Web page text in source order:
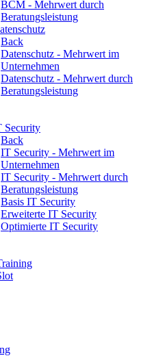
BCM - Mehrwert durch
Beratungsleistung
Back
Datenschutz - Mehrwert im
Unternehmen
Datenschutz - Mehrwert durch
Beratungsleistung
Security
Back
IT Security - Mehrwert im
Unternehmen
IT Security - Mehrwert durch
Beratungsleistung
Basis IT Security
Erweiterte IT Security
Optimierte IT Security